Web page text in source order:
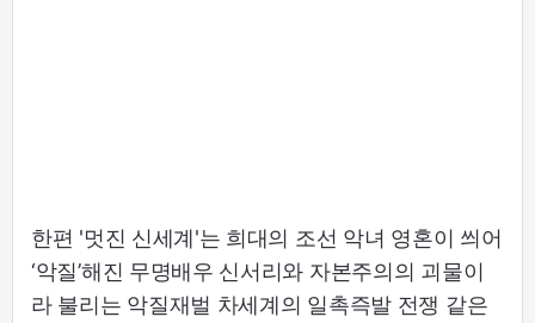
한편 '멋진 신세계'는 희대의 조선 악녀 영혼이 씌어
‘악질’해진 무명배우 신서리와 자본주의의 괴물이
라 불리는 악질재벌 차세계의 일촉즉발 전쟁 같은